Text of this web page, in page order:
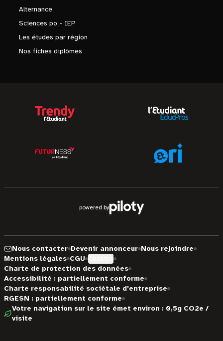
Alternance
Sciences po - IEP
Les études par région
Nos fiches diplômes
powered by
Nous contacter Devenir annonceur Nous rejoindre
Mentions légales CGU
Charte de protection des données
Accessibilité : partiellement conforme
Charte responsabilité sociétale d'entreprise
RGESN : partiellement conforme
Votre navigation sur le site émet environ : 0,5g CO2e /
visite